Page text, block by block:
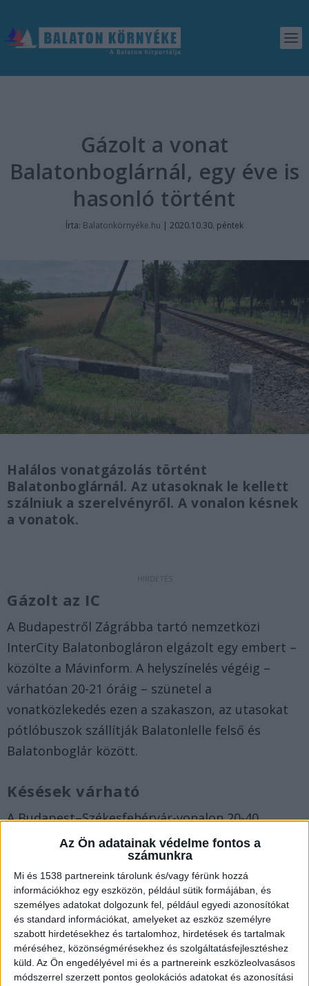
Az Ön adatainak védelme fontos a
számunkra
Mi és 1538 partnereink tárolunk és/vagy férünk hozzá
információkhoz egy eszközön, például sütik formájában, és
személyes adatokat dolgozunk fel, például egyedi azonosítókat
és standard információkat, amelyeket az eszköz személyre
szabott hirdetésekhez és tartalomhoz, hirdetések és tartalmak
méréséhez, közönségmérésekhez és szolgáltatásfejlesztéshez
küld. Az Ön engedélyével mi és a partnereink eszközleolvasásos
módszerrel szerzett pontos geolokációs adatokat és azonosítási
Gázolt a vonat
Balatonboglárnál, egy éve is
hasonló történt
Írta: Balatonkörnyéke.hu | 2020.10.30. péntek
Halálos vonatgázolás történt
Balatonboglárnál. Az utasoknak le kellett
szálniuk a szerelvényről. A vonalon késnek
a vonatok.
Gázolt az IC
A Budapestről Zágrábba tartó nemzetközi
InterCity Balatonbogláron elgázolt egy embert –
közölte a Mávinform. A helyszínelés végéig –
várhatóan 20-21 óráig – szünetel a
vonatközlekedés ezen a szakaszon, az utasokat
pótlóbuszok szállítják Balatonlelle felső és
Balatonboglár között.
Késések várható
A Budapest–Székesfehérvár-vonalon 20-40
perccel lehet hosszabb a menetidő a baleset és
az átszállások miatt – közölte a vasúttársaság.
Az utasoknak le kell szállni a
vonatról
A vasúttársaság pótlóbuszokat rendelt, amelyek
Balatonszemes és Balatonboglár állomások